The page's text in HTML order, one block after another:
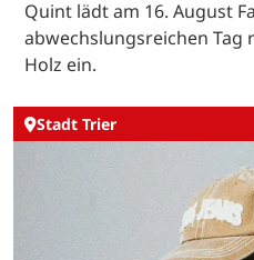
Quint lädt am 16. August
abwechslungsreichen Tag
Holz ein.
Stadt Trier